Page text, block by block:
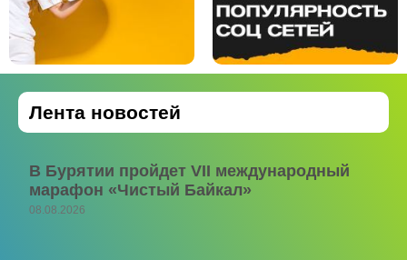
Лента новостей
В Бурятии пройдет VII международный
марафон «Чистый Байкал»
08.08.2026